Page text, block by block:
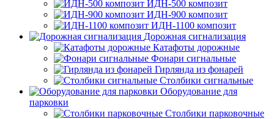
ИДН-500 композит
ИДН-900 композит
ИДН-1100 композит
Дорожная сигнализация
Катафоты дорожные
Фонари сигнальные
Гирлянда из фонарей
Столбики сигнальные
Оборудование для
парковки
Столбики парковочные